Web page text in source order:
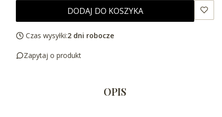
DODAJ DO KOSZYKA
Czas wysyłki:2 dni robocze
Zapytaj o produkt
OPIS